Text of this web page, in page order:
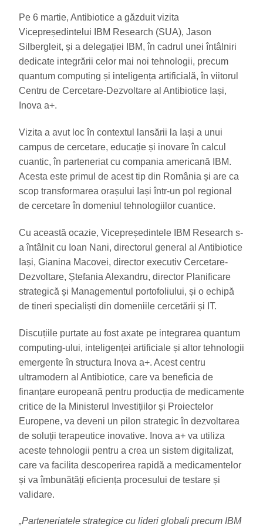
Pe 6 martie, Antibiotice a găzduit vizita
Vicepreședintelui IBM Research (SUA), Jason
Silbergleit, și a delegației IBM, în cadrul unei întâlniri
dedicate integrării celor mai noi tehnologii, precum
quantum computing și inteligența artificială, în viitorul
Centru de Cercetare-Dezvoltare al Antibiotice Iași,
Inova a+.
Vizita a avut loc în contextul lansării la Iași a unui
campus de cercetare, educație și inovare în calcul
cuantic, în parteneriat cu compania americană IBM.
Acesta este primul de acest tip din România și are ca
scop transformarea orașului Iași într-un pol regional
de cercetare în domeniul tehnologiilor cuantice.
Cu această ocazie, Vicepreședintele IBM Research s-
a întâlnit cu Ioan Nani, directorul general al Antibiotice
Iași, Gianina Macovei, director executiv Cercetare-
Dezvoltare, Ștefania Alexandru, director Planificare
strategică și Managementul portofoliului, și o echipă
de tineri specialiști din domeniile cercetării și IT.
Discuțiile purtate au fost axate pe integrarea quantum
computing-ului, inteligenței artificiale și altor tehnologii
emergente în structura Inova a+. Acest centru
ultramodern al Antibiotice, care va beneficia de
finanțare europeană pentru producția de medicamente
critice de la Ministerul Investițiilor și Proiectelor
Europene, va deveni un pilon strategic în dezvoltarea
de soluții terapeutice inovative. Inova a+ va utiliza
aceste tehnologii pentru a crea un sistem digitalizat,
care va facilita descoperirea rapidă a medicamentelor
și va îmbunătăți eficiența procesului de testare și
validare.
„Parteneriatele strategice cu lideri globali precum IBM